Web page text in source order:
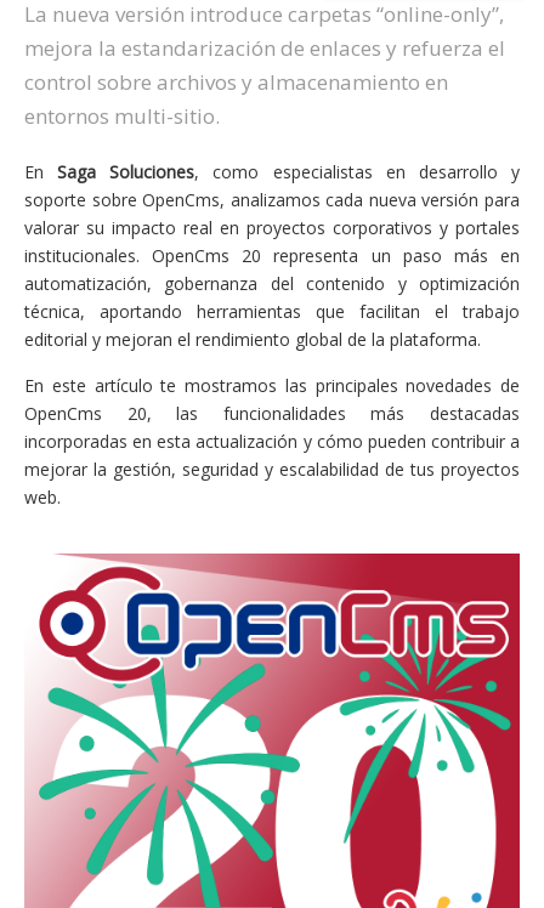
La nueva versión introduce carpetas “online-only”,
mejora la estandarización de enlaces y refuerza el
control sobre archivos y almacenamiento en
entornos multi-sitio.
EnSaga Soluciones, como especialistas en desarrollo y
soporte sobre OpenCms, analizamos cada nueva versión para
valorar su impacto real en proyectos corporativos y portales
institucionales. OpenCms 20 representa un paso más en
automatización, gobernanza del contenido y optimización
técnica, aportando herramientas que facilitan el trabajo
editorial y mejoran el rendimiento global de la plataforma.
En este artículo te mostramos las principales novedades de
OpenCms 20, las funcionalidades más destacadas
incorporadas en esta actualización y cómo pueden contribuir a
mejorar la gestión, seguridad y escalabilidad de tus proyectos
web.